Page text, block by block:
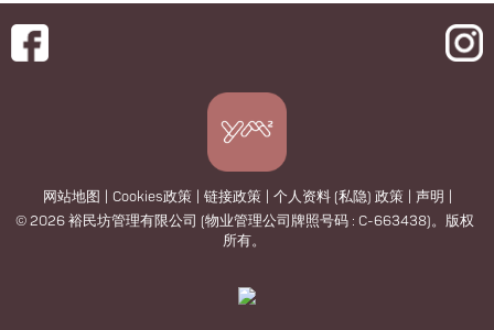
网站地图 Cookies政策 链接政策 个人资料 (私隐) 政策 声明
© 2026 裕民坊管理有限公司 (物业管理公司牌照号码 : C-663438)。版权
所有。